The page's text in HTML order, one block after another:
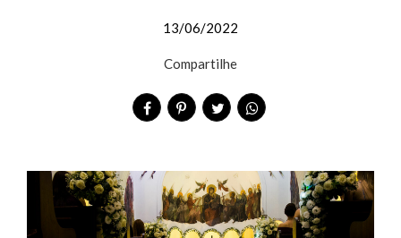
13/06/2022
Compartilhe